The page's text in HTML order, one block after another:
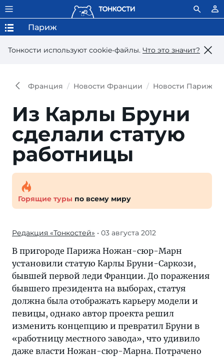
Тонкости используют сookie-файлы. Что это значит?
Париж
Франция Новости Франции Новости Парижа
Из Карлы Бруни
сделали статую
работницы
Горящие туры по всему миру
Редакция «Тонкостей» • 03 августа 2012
В пригороде Парижа Ножан-сюр-Марн
установили статую Карлы Бруни-Саркози,
бывшей первой леди Франции. До поражения
бывшего президента на выборах, статуя
должна была отображать карьеру модели и
певицы, однако автор проекта решил
изменить концепцию и превратил Бруни в
«работницу местного завода», что удивило
даже власти Ножан-сюр-Марна. Потрачено